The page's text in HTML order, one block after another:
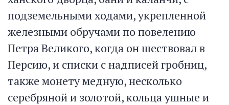
подземельными ходами, укрепленной
железными обручами по повелению
Петра Великого, когда он шествовал в
Персию, и списки с надписей гробниц,
также монету медную, несколько
серебряной и золотой, кольца ушные и